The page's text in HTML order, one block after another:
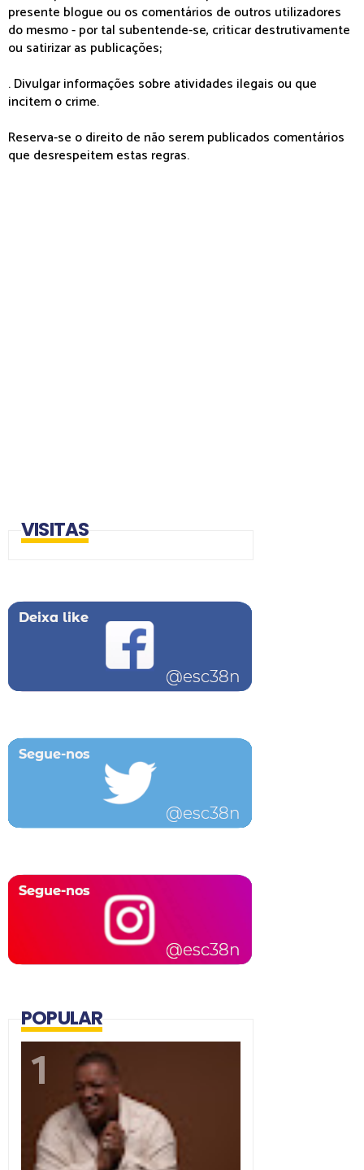
presente blogue ou os comentários de outros utilizadores
do mesmo - por tal subentende-se, criticar destrutivamente
ou satirizar as publicações;
. Divulgar informações sobre atividades ilegais ou que
incitem o crime.
Reserva-se o direito de não serem publicados comentários
que desrespeitem estas regras.
VISITAS
POPULAR